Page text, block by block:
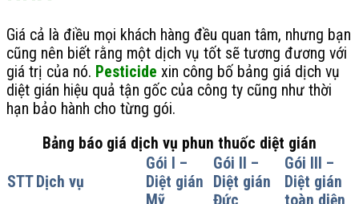
Giá cả là điều mọi khách hàng đều quan tâm, nhưng bạn
cũng nên biết rằng một dịch vụ tốt sẽ tương đương với
giá trị của nó. Pesticide xin công bố bảng giá dịch vụ
diệt gián hiệu quả tận gốc của công ty cũng như thời
hạn bảo hành cho từng gói.
Bảng báo giá dịch vụ phun thuốc diệt gián
STT Dịch vụ
Gói I –
Diệt gián
Gói II –
Diệt gián
Gói III –
Diệt gián